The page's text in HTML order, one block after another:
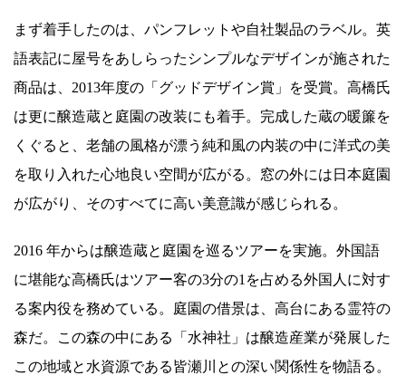
まず着手したのは、パンフレットや自社製品のラベル。英
語表記に屋号をあしらったシンプルなデザインが施された
商品は、2013年度の「グッドデザイン賞」を受賞。高橋氏
は更に醸造蔵と庭園の改装にも着手。完成した蔵の暖簾を
くぐると、老舗の風格が漂う純和風の内装の中に洋式の美
を取り入れた心地良い空間が広がる。窓の外には日本庭園
が広がり、そのすべてに高い美意識が感じられる。
2016 年からは醸造蔵と庭園を巡るツアーを実施。外国語
に堪能な高橋氏はツアー客の3分の1を占める外国人に対す
る案内役を務めている。庭園の借景は、高台にある霊符の
森だ。この森の中にある「水神社」は醸造産業が発展した
この地域と水資源である皆瀬川との深い関係性を物語る。